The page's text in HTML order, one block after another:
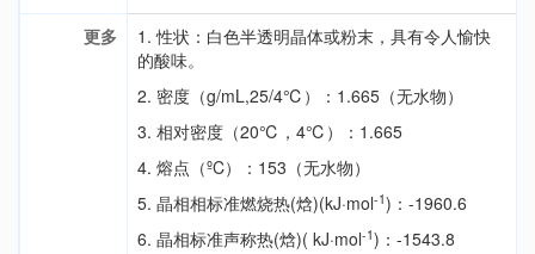
更多
1. 性状：白色半透明晶体或粉末，具有令人愉快
的酸味。
2. 密度（g/mL,25/4℃）：1.665（无水物）
3. 相对密度（20℃，4℃）：1.665
4. 熔点（ºC）：153（无水物）
5. 晶相相标准燃烧热(焓)(kJ·mol-1)：-1960.6
6. 晶相标准声称热(焓)( kJ·mol-1)：-1543.8